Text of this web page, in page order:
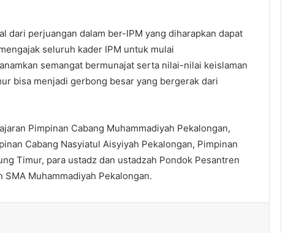
dari perjuangan dalam ber-IPM yang diharapkan dapat
seluruh kader IPM untuk mulai
semangat bermunajat serta nilai-nilai keislaman
bisa menjadi gerbong besar yang bergerak dari
Pimpinan Cabang Muhammadiyah Pekalongan,
Cabang Nasyiatul Aisyiyah Pekalongan, Pimpinan
Timur, para ustadz dan ustadzah Pondok Pesantren
SMA Muhammadiyah Pekalongan.